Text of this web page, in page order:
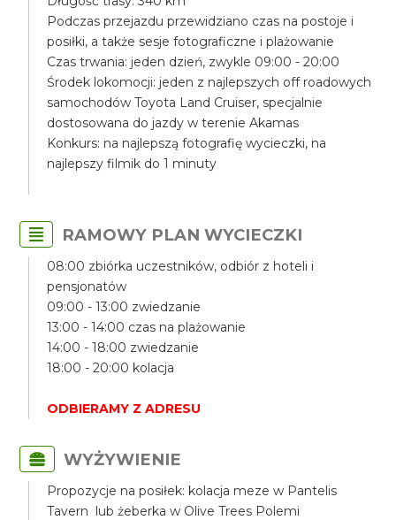
Podczas przejazdu przewidziano czas na postoje i
posiłki, a także sesje fotograficzne i plażowanie
Czas trwania: jeden dzień, zwykle 09:00 - 20:00
Środek lokomocji: jeden z najlepszych off roadowych
samochodów Toyota Land Cruiser, specjalnie
dostosowana do jazdy w terenie Akamas
Konkurs: na najlepszą fotografię wycieczki, na
najlepszy filmik do 1 minuty
RAMOWY PLAN WYCIECZKI
08:00 zbiórka uczestników, odbiór z hoteli i
pensjonatów
09:00 - 13:00 zwiedzanie
13:00 - 14:00 czas na plażowanie
14:00 - 18:00 zwiedzanie
18:00 - 20:00 kolacja
ODBIERAMY Z ADRESU
WYŻYWIENIE
Propozycje na posiłek: kolacja meze w Pantelis
Tavern lub żeberka w Olive Trees Polemi